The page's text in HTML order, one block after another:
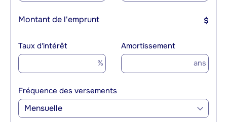
Montant de l'emprunt $
Taux d'intérêt
%
Amortissement
ans
Fréquence des versements
Mensuelle